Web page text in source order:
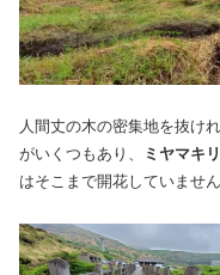
人間丈の木の密集地を抜け
がいくつもあり、
ミヤマキ
はそこまで開花していません